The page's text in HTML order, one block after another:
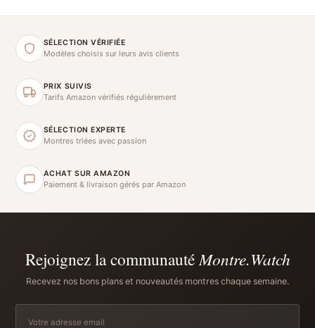
SÉLECTION VÉRIFIÉE
Modèles choisis sur leurs avis clients
PRIX SUIVIS
Tarifs Amazon vérifiés régulièrement
SÉLECTION EXPERTE
Montres triées avec passion
ACHAT SUR AMAZON
Paiement & livraison gérés par Amazon
Rejoignez la communautéMontre.Watch
Recevez nos bons plans et nouveautés montres chaque semaine.